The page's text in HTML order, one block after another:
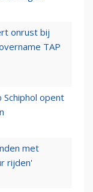
onrust bij
TAP
Schiphol opent
met
rijden'